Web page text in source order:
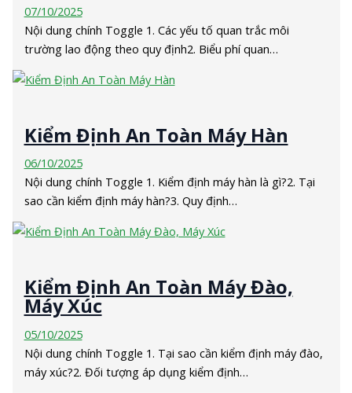
07/10/2025
Nội dung chính Toggle 1. Các yếu tố quan trắc môi
trường lao động theo quy định2. Biểu phí quan…
Kiểm Định An Toàn Máy Hàn
06/10/2025
Nội dung chính Toggle 1. Kiểm định máy hàn là gì?2. Tại
sao cần kiểm định máy hàn?3. Quy định…
Kiểm Định An Toàn Máy Đào,
Máy Xúc
05/10/2025
Nội dung chính Toggle 1. Tại sao cần kiểm định máy đào,
máy xúc?2. Đối tượng áp dụng kiểm định…